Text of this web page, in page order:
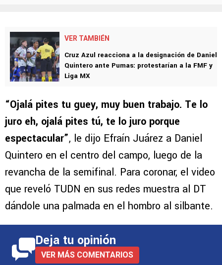
VER TAMBIÉN
Cruz Azul reacciona a la designación de Daniel
Quintero ante Pumas: protestarían a la FMF y
Liga MX
“Ojalá pites tu guey, muy buen trabajo. Te lo
juro eh, ojalá pites tú, te lo juro porque
espectacular”, le dijo Efraín Juárez a Daniel
Quintero en el centro del campo, luego de la
revancha de la semifinal. Para coronar, el video
que reveló TUDN en sus redes muestra al DT
dándole una palmada en el hombro al silbante.
Deja tu opinión
VER MÁS COMENTARIOS